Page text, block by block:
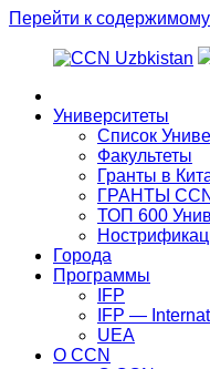
Перейти к содержимому
Университеты
Список
Факультеты
Гранты в
ГРАНТЫ ССN
ТОП 600
Города
Программы
IFP
IFP —
UEA
О CCN